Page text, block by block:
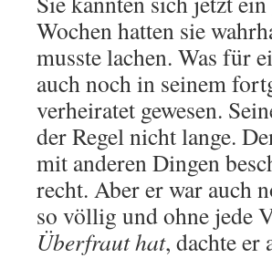
Wochen hatten sie
musste lachen. Was für
auch noch in seinem
verheiratet gewesen.
der Regel nicht lange.
mit anderen Dingen
recht. Aber er war auch
so völlig und ohne jede
Überfrauthat, dachte er